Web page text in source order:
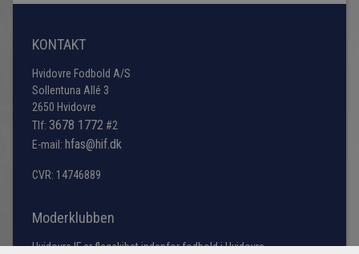
KONTAKT
Hvidovre Fodbold A/S
Sollentuna Allé 3
2650 Hvidovre
Tlf: 3678 1772 #2
E-mail: hfas@hif.dk
CVR: 14746889
Moderklubben
Hvidovre IF er flagskibet indenfor fodbold i Hvidovre